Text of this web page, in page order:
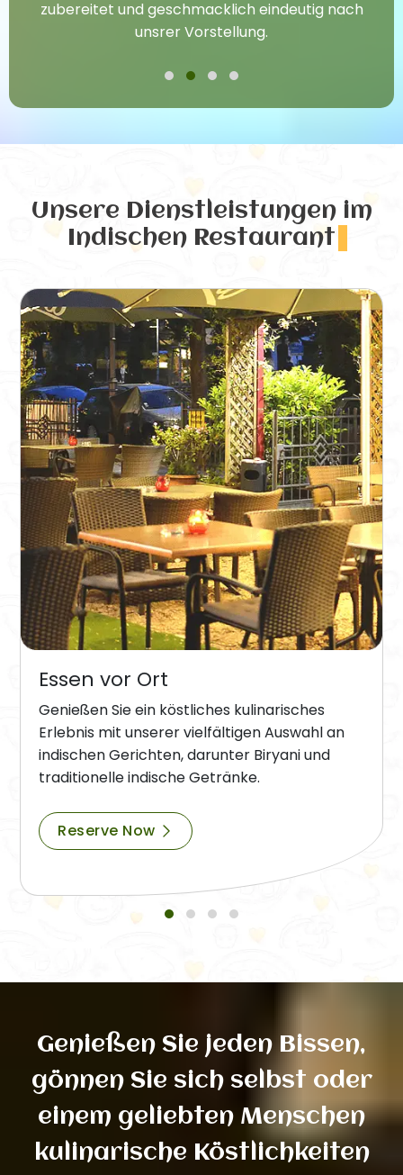
zubereitet und geschmacklich eindeutig nach
unsrer Vorstellung.
Unsere Dienstleistungen im
Indischen Restaurant
Essen vor Ort
Genießen Sie ein köstliches kulinarisches
Erlebnis mit unserer vielfältigen Auswahl an
indischen Gerichten, darunter Biryani und
traditionelle indische Getränke.
Reserve Now
Genießen Sie jeden Bissen,
gönnen Sie sich selbst oder
einem geliebten Menschen
kulinarische Köstlichkeiten